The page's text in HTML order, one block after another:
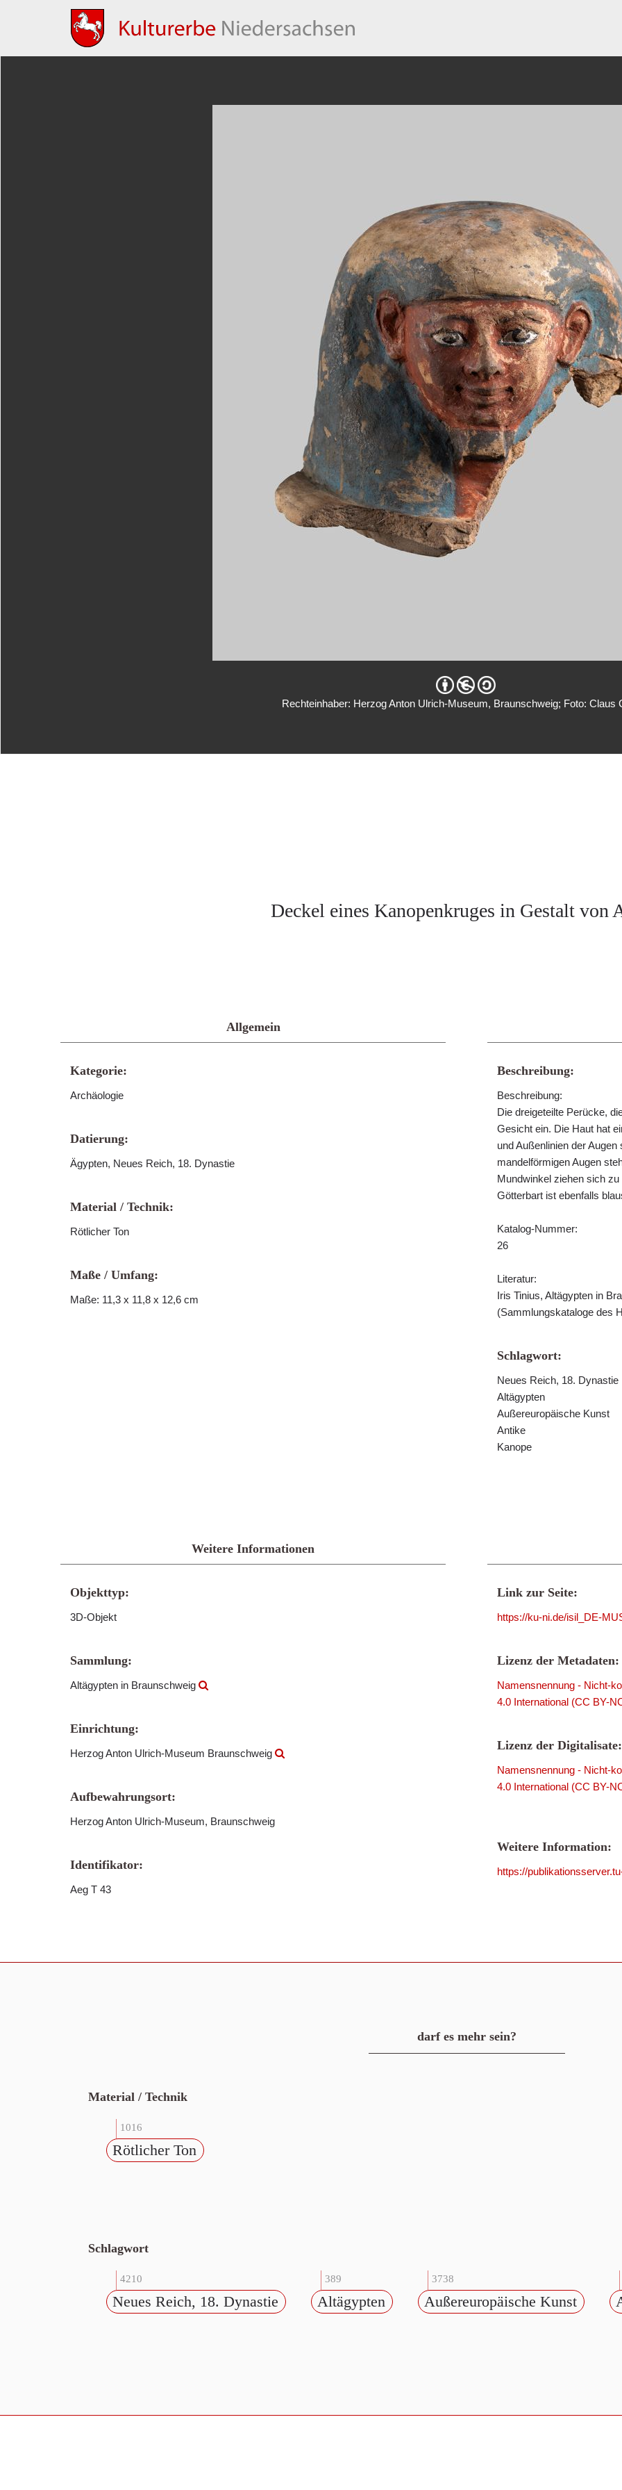
Rechteinhaber: Herzog Anton Ulrich-Museum, Braunschweig; Foto: Claus
Deckel eines Kanopenkruges in Gestalt von
Allgemein
Kategorie:
Archäologie
Datierung:
Ägypten, Neues Reich, 18. Dynastie
Material / Technik:
Rötlicher Ton
Maße / Umfang:
Maße: 11,3 x 11,8 x 12,6 cm
Beschreibung:
Beschreibung:
Die dreigeteilte Perücke,
Gesicht ein. Die Haut hat
und Außenlinien der
mandelförmigen Augen
Mundwinkel ziehen sich
Götterbart ist ebenfalls
Katalog-Nummer:
26
Literatur:
Iris Tinius, Altägypten in
(Sammlungskataloge des
Schlagwort:
Neues Reich, 18. Dynastie
Altägypten
Außereuropäische Kunst
Antike
Kanope
Weitere Informationen
Objekttyp:
3D-Objekt
Sammlung:
Altägypten in Braunschweig
Einrichtung:
Herzog Anton Ulrich-Museum Braunschweig
Aufbewahrungsort:
Herzog Anton Ulrich-Museum, Braunschweig
Identifikator:
Aeg T 43
Link zur Seite:
https://ku-ni.de/isil_DE-
Lizenz der Metadaten:
Namensnennung - Nicht-
4.0 International (CC BY-
Lizenz der Digitalisate:
Namensnennung - Nicht-
4.0 International (CC BY-
Weitere Information:
https://
darf es mehr sein?
Material / Technik
1016
Rötlicher Ton
Schlagwort
4210
Neues Reich, 18. Dynastie
389
Altägypten
3738
Außereuropäische Kunst